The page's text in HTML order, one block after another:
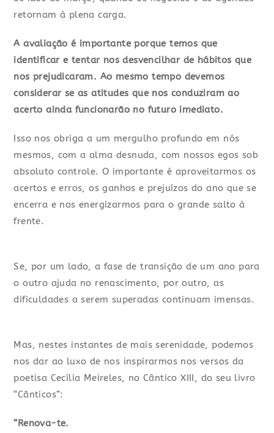
retornam à plena carga.
A avaliação é importante porque temos que
identificar e tentar nos desvencilhar de hábitos que
nos prejudicaram. Ao mesmo tempo devemos
considerar se as atitudes que nos conduziram ao
acerto ainda funcionarão no futuro imediato.
Isso nos obriga a um mergulho profundo em nós
mesmos, com a alma desnuda, com nossos egos sob
absoluto controle. O importante é aproveitarmos os
acertos e erros, os ganhos e prejuízos do ano que se
encerra e nos energizarmos para o grande salto à
frente.
Se, por um lado, a fase de transição de um ano para
o outro ajuda no renascimento, por outro, as
dificuldades a serem superadas continuam imensas.
Mas, nestes instantes de mais serenidade, podemos
nos dar ao luxo de nos inspirarmos nos versos da
poetisa Cecília Meireles, no Cântico XIII, do seu livro
“Cânticos”:
“Renova-te.